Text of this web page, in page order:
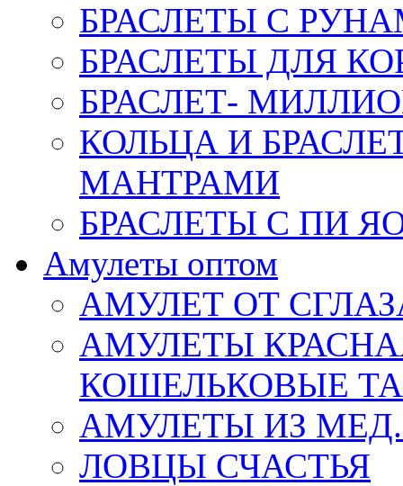
БРАСЛЕТЫ С
БРАСЛЕТЫ ДЛЯ
БРАСЛЕТ-
КОЛЬЦА И
МАНТРАМИ
БРАСЛЕТЫ С ПИ
Амулеты оптом
АМУЛЕТ ОТ
АМУЛЕТЫ
КОШЕЛЬКОВЫЕ
АМУЛЕТЫ ИЗ
ЛОВЦЫ СЧАСТЬЯ